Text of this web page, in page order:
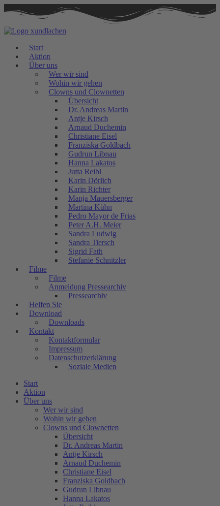
Inhalt
springen
Start
Aktion
Über uns
Wer wir sind
Wohin wir gehen
Clowns und Clownetten
Übersicht
Dr. Andreas Martin
Antje Kirsch
Arnaud Duchemin
Christiane Eisel
Franziska Goldbach
Gudrun Libnau
Hanna Lakatos
Jutta Reibl
Karin Dörlich
Karin Richter
Manja Mauersberger
Martina Kühn
Pedro Mayor de Frias
Peter A.H. Meier
Sandra Ludwig
Sandra Tiersch
Sigrid Fath
Stefanie Schnitzler
Filme
Filme
Anmeldung Pressearchiv
Pressearchiv
Helfen Sie
Download
Downloads
Kontakt
Kontaktformular
Impressum
Datenschutzerklärung
Soziale Medien
Start
Aktion
Über uns
Wer wir sind
Wohin wir gehen
Clowns und Clownetten
Übersicht
Dr. Andreas Martin
Antje Kirsch
Arnaud Duchemin
Christiane Eisel
Franziska Goldbach
Gudrun Libnau
Hanna Lakatos